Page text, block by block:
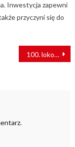
Inwestycja zapewni
przyczyni się do
100. lokomotywa Vectron dla polskich przewoźników